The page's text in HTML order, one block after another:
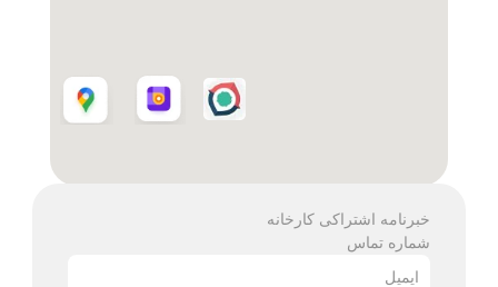
خبرنامه اشتراکی کارخانه
شماره تماس
ایمیل